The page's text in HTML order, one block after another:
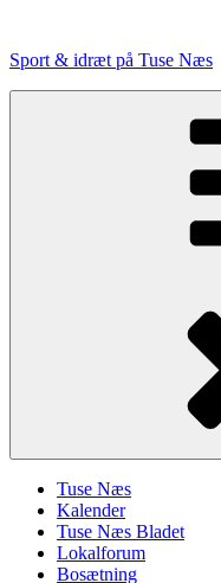
indhold
Sport & idræt på Tuse Næs
Tuse Næs
Kalender
Tuse Næs Bladet
Lokalforum
Bosætning